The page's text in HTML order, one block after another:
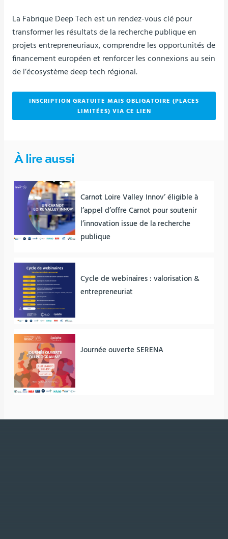
La Fabrique Deep Tech est un rendez-vous clé pour
transformer les résultats de la recherche publique en
projets entrepreneuriaux, comprendre les opportunités de
financement européen et renforcer les connexions au sein
de l’écosystème deep tech régional.
INSCRIPTION GRATUITE MAIS OBLIGATOIRE (PLACES
LIMITÉES) VIA CE LIEN
À lire aussi
Carnot Loire Valley Innov’ éligible à
l’appel d’offre Carnot pour soutenir
l’innovation issue de la recherche
publique
Cycle de webinaires : valorisation &
entrepreneuriat
Journée ouverte SERENA